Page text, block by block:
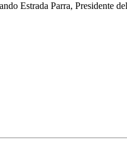
Estrada Parra, Presidente